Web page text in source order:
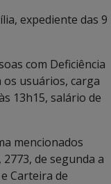
expediente das 9
com Deficiência
usuários, carga
13h15, salário de
mencionados
de segunda a
Carteira de